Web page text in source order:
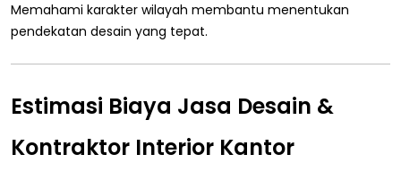
Memahami karakter wilayah membantu menentukan
pendekatan desain yang tepat.
Estimasi Biaya Jasa Desain &
Kontraktor Interior Kantor